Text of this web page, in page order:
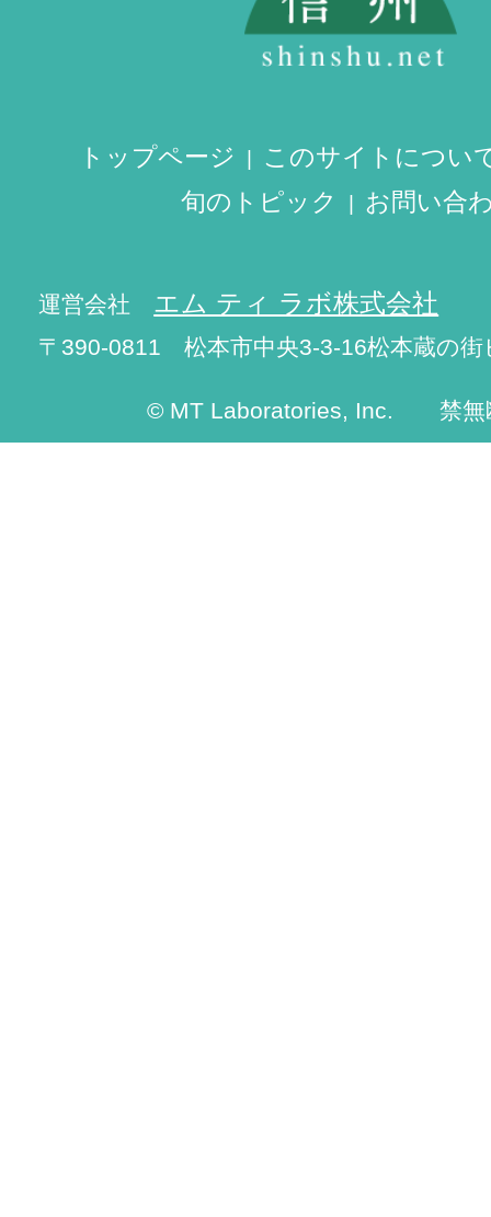
トップページ
このサイトについ
旬のトピック
お問い合
運営会社 エム ティ ラボ株式会社
〒390-0811 松本市中央3-3-16松本蔵の街
© MT Laboratories, Inc. 禁無